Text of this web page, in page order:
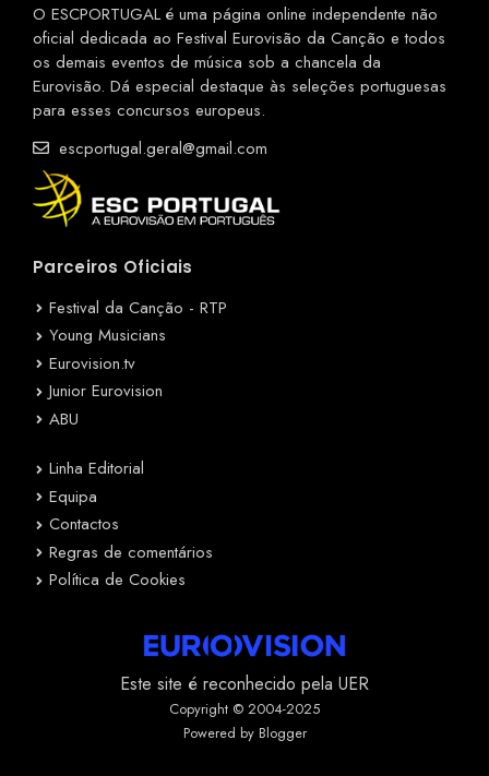
O ESCPORTUGAL é uma página online independente não
oficial dedicada ao Festival Eurovisão da Canção e todos
os demais eventos de música sob a chancela da
Eurovisão. Dá especial destaque às seleções portuguesas
para esses concursos europeus.
escportugal.geral@gmail.com
Parceiros Oficiais
Festival da Canção - RTP
Young Musicians
Eurovision.tv
Junior Eurovision
ABU
Linha Editorial
Equipa
Contactos
Regras de comentários
Política de Cookies
Este site é reconhecido pela UER
Copyright © 2004-2025
Powered by Blogger